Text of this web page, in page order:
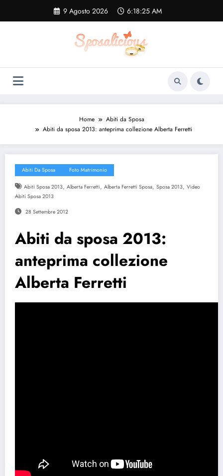
contenuto
9 Agosto 2026 6:18:26 AM
Home
Abiti da Sposa
Abiti da sposa 2013: anteprima collezione Alberta Ferretti
Abiti Da Sposa Foto Matrimonio
Abiti Sposa 2013, Alberta Ferretti, Alberta Ferretti Sposa, Sposa 2013, Video
Abiti Sposa 2013
28 Settembre 2012
Abiti da sposa 2013:
anteprima collezione
Alberta Ferretti